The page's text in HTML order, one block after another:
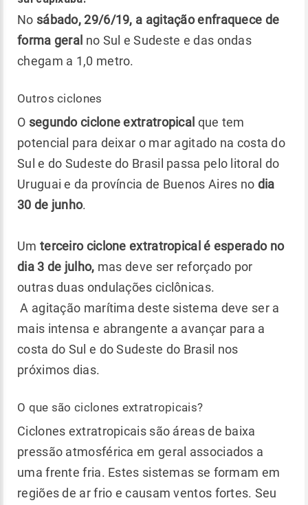
No sábado, 29/6/19, a agitação enfraquece de
forma geral no Sul e Sudeste e das ondas
chegam a 1,0 metro.
Outros ciclones
O segundo ciclone extratropical que tem
potencial para deixar o mar agitado na costa do
Sul e do Sudeste do Brasil passa pelo litoral do
Uruguai e da província de Buenos Aires no dia
30 de junho.
Um terceiro ciclone extratropical é esperado no
dia 3 de julho, mas deve ser reforçado por
outras duas ondulações ciclônicas.
A agitação marítima deste sistema deve ser a
mais intensa e abrangente a avançar para a
costa do Sul e do Sudeste do Brasil nos
próximos dias.
O que são ciclones extratropicais?
Ciclones extratropicais são áreas de baixa
pressão atmosférica em geral associados a
uma frente fria. Estes sistemas se formam em
regiões de ar frio e causam ventos fortes. Seu